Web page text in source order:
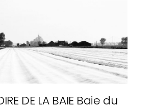
DE LA BAIE Baie du